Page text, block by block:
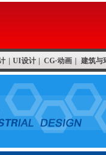
UI设计 CG·动画 建筑与